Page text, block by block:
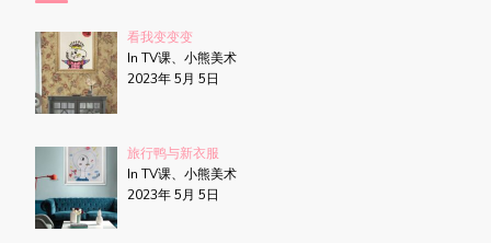
看我变变变
In TV课、小熊美术
2023年 5月 5日
旅行鸭与新衣服
In TV课、小熊美术
2023年 5月 5日